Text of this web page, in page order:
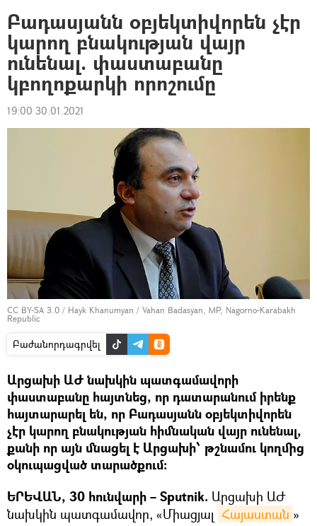
Բադասյանն օբյեկտիվորեն չէր
կարող բնակության վայր
ունենալ. փաստաբանը
կբողոքարկի որոշումը
19:00 30.01.2021
CC BY-SA 3.0 / Hayk Khanumyan / Vahan Badasyan, MP, Nagorno-Karabakh
Republic
Բաժանորդագրվել
Արցախի ԱԺ նախկին պատգամավորի
փաստաբանը հայտնեց, որ դատարանում իրենք
հայտարարել են, որ Բադասյանն օբյեկտիվորեն
չէր կարող բնակության հիմնական վայր ունենալ,
քանի որ այն մնացել է Արցախի՝ թշնամու կողմից
օկուպացված տարածքում:
ԵՐԵՎԱՆ, 30 հունվարի – Sputnik. Արցախի ԱԺ
նախկին պատգամավոր, «Միացյալ Հայաստան »